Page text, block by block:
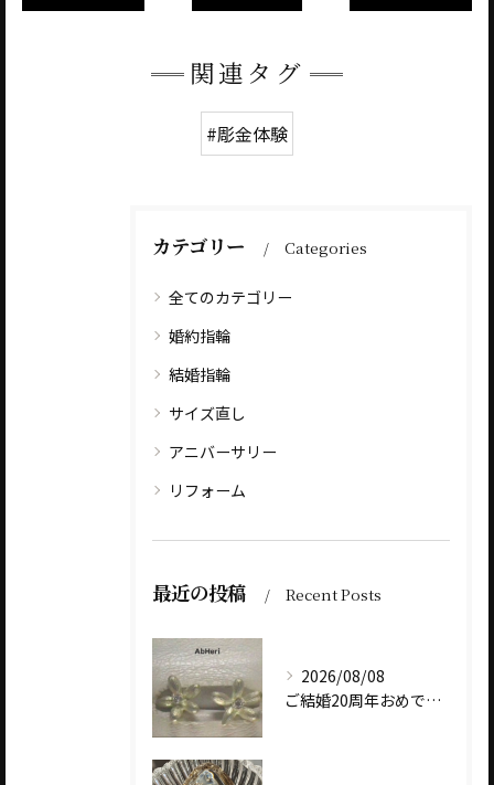
関連タグ
#彫金体験
カテゴリー Categories
全てのカテゴリー
婚約指輪
結婚指輪
サイズ直し
アニバーサリー
リフォーム
最近の投稿 Recent Posts
2026/08/08
ご結婚20周年おめでとうございます